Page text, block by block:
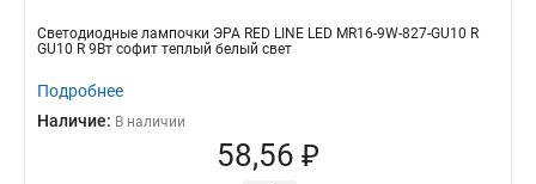
Светодиодные лампочки ЭРА RED LINE LED MR16-9W-827-GU10 R
GU10 R 9Вт софит теплый белый свет
Подробнее
Наличие: В наличии
58,56 ₽